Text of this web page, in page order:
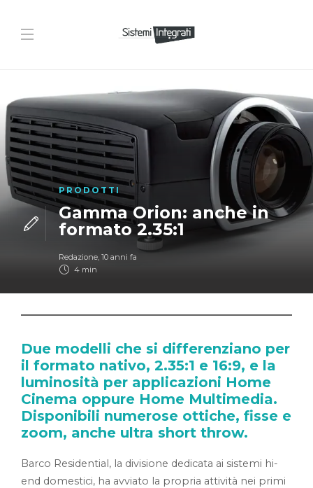
PRODOTTI
Gamma Orion: anche in
formato 2.35:1
Redazione, 10 anni fa
4 min
Due modelli che si differenziano per
il formato nativo, 2.35:1 e 16:9, e la
luminosità per applicazioni Home
Cinema oppure Home Multimedia.
Disponibili numerose ottiche, fisse e
zoom, anche ultra short throw.
Barco Residential, la divisione dedicata ai sistemi hi-
end domestici, ha avviato la propria attività nei primi